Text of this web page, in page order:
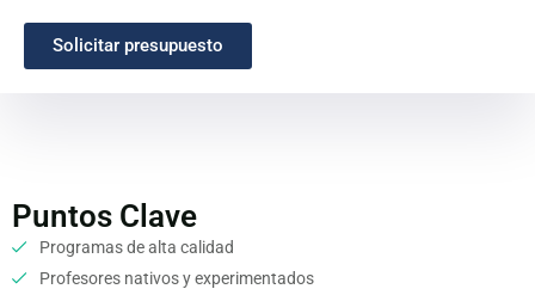
Solicitar presupuesto
Puntos Clave
Programas de alta calidad
Profesores nativos y experimentados